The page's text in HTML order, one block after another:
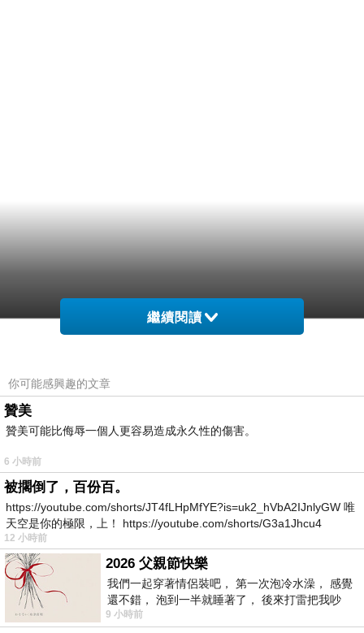
繼續閱讀
你可能感興趣的文章
贊美
贊美可能比侮辱一個人更容易造成永久性的傷害。
6 小時前
被擱倒了，百份百。
https://youtube.com/shorts/JT4fLHpMfYE?is=uk2_hVbA2IJnlyGW 唯
天空是你的極限，上！ https://youtube.com/shorts/G3a1Jhcu4
12 小時前
2026 父親節快樂
我們一起穿著情侶裝吧， 第一次泡冷水澡， 感覺
還不錯， 泡到一半就睡著了， 後來打雷把我吵
醒， 手
9 小時前